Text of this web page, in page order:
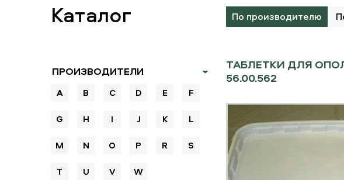
Каталог По производителю
ПРОИЗВОДИТЕЛИ
A B C D E F
G H I J K L
M N O P R S
T U V W
ТАБЛЕТКИ ДЛЯ
56.00.562